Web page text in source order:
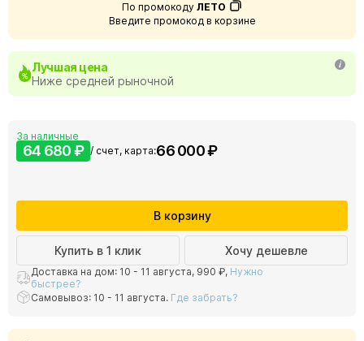
По промокоду ЛЕТО
Введите промокод в корзине
Лучшая цена
Ниже средней рыночной
За наличные
64 680 ₽ / счет, карта:66 000 ₽
В корзину
Купить в 1 клик Хочу дешевле
Доставка на дом: 10 - 11 августа, 990 ₽, Нужно
быстрее?
Самовывоз: 10 - 11 августа. Где забрать?